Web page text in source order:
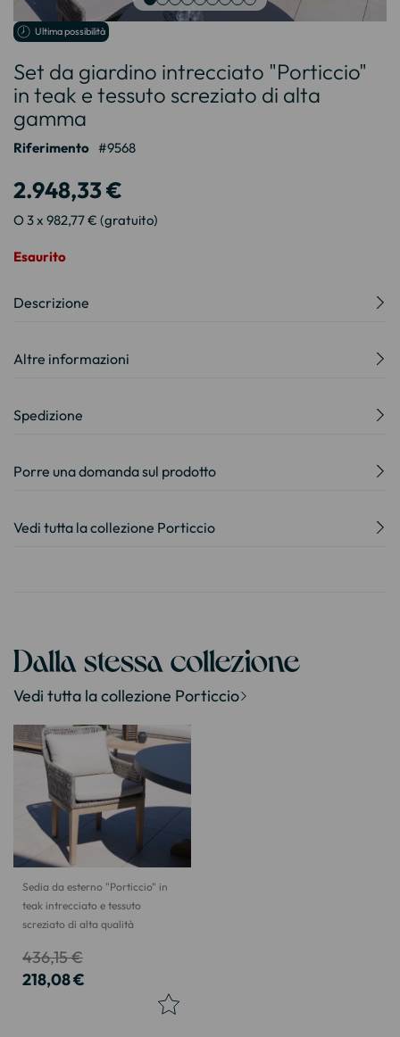
Vai
della
galleria
di
immagini
Ultima possibilità
Set da giardino intrecciato "Porticcio"
in teak e tessuto screziato di alta
gamma
Riferimento 9568
2.948,33 €
O 3 x 982,77 € (gratuito)
Esaurito
Descrizione
Altre informazioni
Spedizione
Porre una domanda sul prodotto
Vedi tutta la collezione Porticcio
Dalla stessa collezione
Vedi tutta la collezione Porticcio
Sedia da esterno "Porticcio" in
teak intrecciato e tessuto
screziato di alta qualità
218,08 €
436,15 €